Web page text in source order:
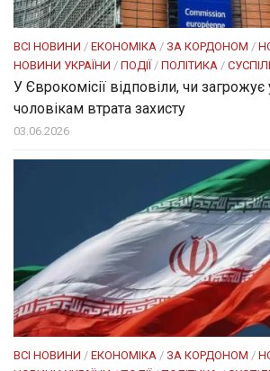
ВСІ НОВИНИ / ЕКОНОМІКА / ЗА КОРДОНОМ /
НОВИНИ УКРАЇНИ / ПОДІЇ / ПОЛІТИКА /
У Єврокомісії відповіли, чи
чоловікам втрата захисту
03.06.2026
ВСІ НОВИНИ / ЕКОНОМІКА / ЗА КОРДОНОМ /